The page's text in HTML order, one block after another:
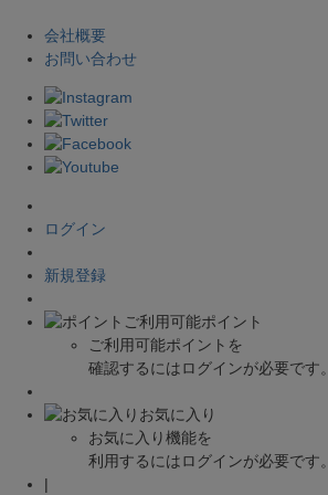
会社概要
お問い合わせ
ログイン
新規登録
ご利用可能ポイント
ご利用可能ポイントを
確認するにはログインが必要です。
お気に入り
お気に入り機能を
利用するにはログインが必要です。
|